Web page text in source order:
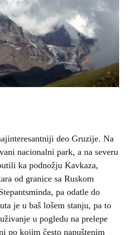
deo Gruzije. Na
nacionalni park, a na severu
ka podnožju Kavkaza,
od granice sa Ruskom
pa odatle do
je u baš lošem stanju, pa to
u pogledu na prelepe
po kojim često napuštenim